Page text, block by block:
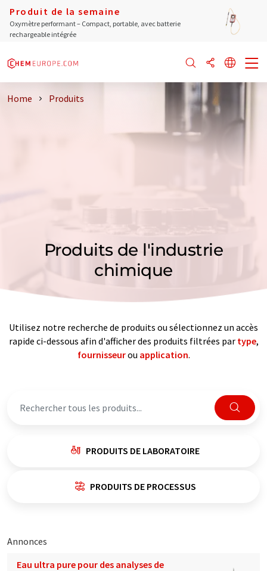
Produit de la semaine
Oxymètre performant – Compact, portable, avec batterie
rechargeable intégrée
Home Produits
Produits de l'industrie
chimique
Utilisez notre recherche de produits ou sélectionnez un accès
rapide ci-dessous afin d'afficher des produits filtrées par type,
fournisseurou application.
PRODUITS DE LABORATOIRE
PRODUITS DE PROCESSUS
Annonces
Eau ultra pure pour des analyses de